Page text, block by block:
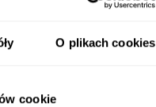
O plikach cookies
cookie